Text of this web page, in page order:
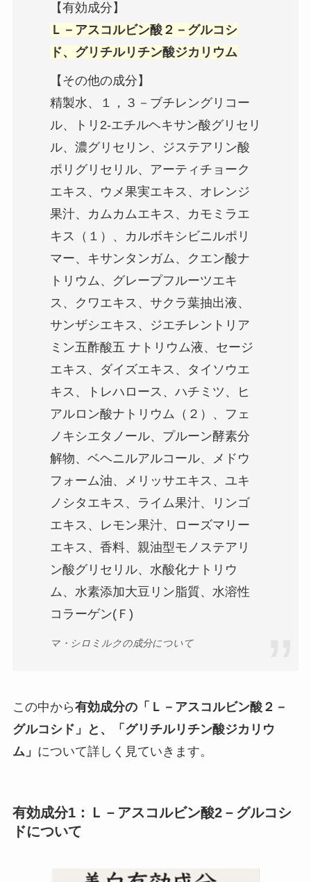
【有効成分】
Ｌ－アスコルビン酸２－グルコシ
ド、グリチルリチン酸ジカリウム
【その他の成分】
精製水、１，３－ブチレングリコー
ル、トリ2-エチルヘキサン酸グリセリ
ル、濃グリセリン、ジステアリン酸
ポリグリセリル、アーティチョーク
エキス、ウメ果実エキス、オレンジ
果汁、カムカムエキス、カモミラエ
キス（１）、カルボキシビニルポリ
マー、キサンタンガム、クエン酸ナ
トリウム、グレープフルーツエキ
ス、クワエキス、サクラ葉抽出液、
サンザシエキス、ジエチレントリア
ミン五酢酸五 ナトリウム液、セージ
エキス、ダイズエキス、タイソウエ
キス、トレハロース、ハチミツ、ヒ
アルロン酸ナトリウム（２）、フェ
ノキシエタノール、プルーン酵素分
解物、ベヘニルアルコール、メドウ
フォーム油、メリッサエキス、ユキ
ノシタエキス、ライム果汁、リンゴ
エキス、レモン果汁、ローズマリー
エキス、香料、親油型モノステアリ
ン酸グリセリル、水酸化ナトリウ
ム、水素添加大豆リン脂質、水溶性
コラーゲン(Ｆ)
マ・シロミルクの成分について
この中から有効成分の「Ｌ－アスコルビン酸２－
グルコシド」と、「グリチルリチン酸ジカリウ
ム」 について詳しく見ていきます。
有効成分1：Ｌ－アスコルビン酸2－グルコシ
ドについて